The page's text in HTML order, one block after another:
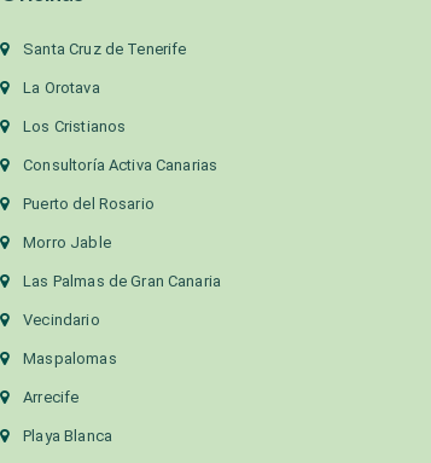
Santa Cruz de Tenerife
La Orotava
Los Cristianos
Consultoría Activa Canarias
Puerto del Rosario
Morro Jable
Las Palmas de Gran Canaria
Vecindario
Maspalomas
Arrecife
Playa Blanca